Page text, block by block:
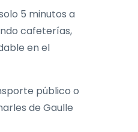
5 minutos a
cafeterías,
en el
público o
de Gaulle